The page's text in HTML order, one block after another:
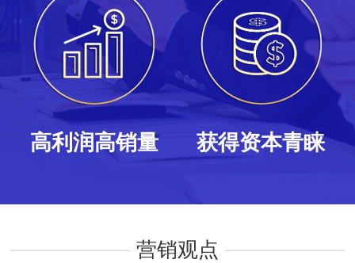
高利润高销量 获得资本青睐
营销观点